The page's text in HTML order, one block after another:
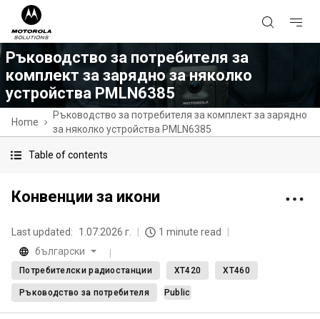
Ръководство за потребителя за
комплект за зарядно за няколко
устройства PMLN6385
Home
Ръководство за потребителя за комплект за зарядно
за няколко устройства PMLN6385
Table of contents
Конвенции за икони
Last updated: 1.07.2026 г.
1 minute read
български
Потребителски радиостанции XT420 XT460
Ръководство за потребителя Public